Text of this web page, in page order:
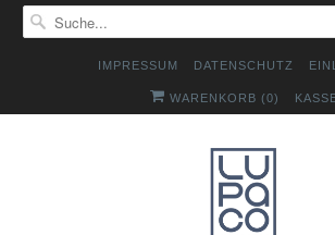
IMPRESSUM DATENSCHUTZ
WARENKORB (0)